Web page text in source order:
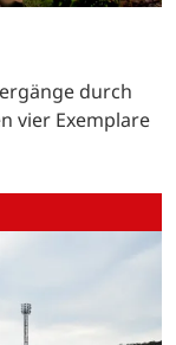
durch
vier Exemplare